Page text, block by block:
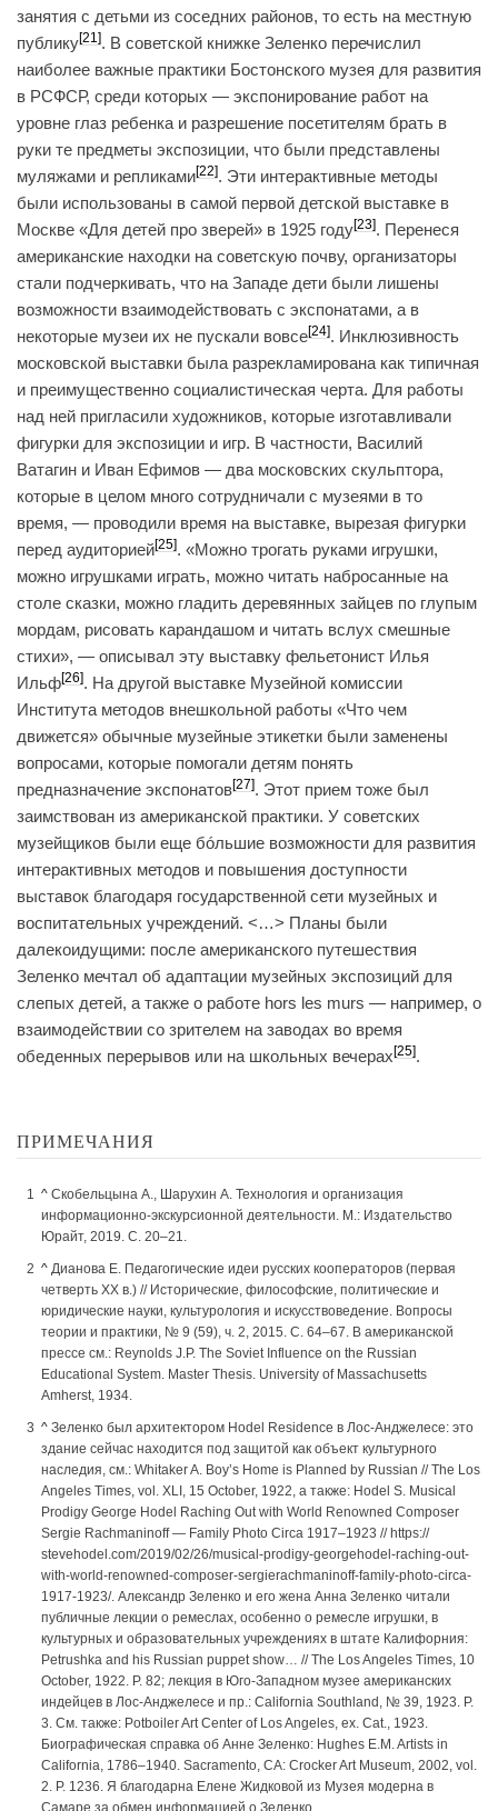
занятия с детьми из соседних районов, то есть на местную
публику[21]. В советской книжке Зеленко перечислил
наиболее важные практики Бостонского музея для развития
в РСФСР, среди которых — экспонирование работ на
уровне глаз ребенка и разрешение посетителям брать в
руки те предметы экспозиции, что были представлены
муляжами и репликами[22]. Эти интерактивные методы
были использованы в самой первой детской выставке в
Москве «Для детей про зверей» в 1925 году[23]. Перенеся
американские находки на советскую почву, организаторы
стали подчеркивать, что на Западе дети были лишены
возможности взаимодействовать с экспонатами, а в
некоторые музеи их не пускали вовсе[24]. Инклюзивность
московской выставки была разрекламирована как типичная
и преимущественно социалистическая черта. Для работы
над ней пригласили художников, которые изготавливали
фигурки для экспозиции и игр. В частности, Василий
Ватагин и Иван Ефимов — два московских скульптора,
которые в целом много сотрудничали с музеями в то
время, — проводили время на выставке, вырезая фигурки
перед аудиторией[25]. «Можно трогать руками игрушки,
можно игрушками играть, можно читать набросанные на
столе сказки, можно гладить деревянных зайцев по глупым
мордам, рисовать карандашом и читать вслух смешные
стихи», — описывал эту выставку фельетонист Илья
Ильф[26]. На другой выставке Музейной комиссии
Института методов внешкольной работы «Что чем
движется» обычные музейные этикетки были заменены
вопросами, которые помогали детям понять
предназначение экспонатов[27]. Этот прием тоже был
заимствован из американской практики. У советских
музейщиков были еще бóльшие возможности для развития
интерактивных методов и повышения доступности
выставок благодаря государственной сети музейных и
воспитательных учреждений. <…> Планы были
далекоидущими: после американского путешествия
Зеленко мечтал об адаптации музейных экспозиций для
слепых детей, а также о работе hors les murs — например, о
взаимодействии со зрителем на заводах во время
обеденных перерывов или на школьных вечерах[25].
ПРИМЕЧАНИЯ
^ Скобельцына А., Шарухин А. Технология и организация
информационно-экскурсионной деятельности. М.: Издательство
Юрайт, 2019. С. 20–21.
^ Дианова Е. Педагогические идеи русских кооператоров (первая
четверть ХХ в.) // Исторические, философские, политические и
юридические науки, культурология и искусствоведение. Вопросы
теории и практики, № 9 (59), ч. 2, 2015. С. 64–67. В американской
прессе см.: Reynolds J.P. The Soviet Influence on the Russian
Educational System. Master Thesis. University of Massachusetts
Amherst, 1934.
^ Зеленко был архитектором Hodel Residence в Лос-Анджелесе: это
здание сейчас находится под защитой как объект культурного
наследия, см.: Whitaker A. Boy’s Home is Planned by Russian // The Los
Angeles Times, vol. XLI, 15 October, 1922, а также: Hodel S. Musical
Prodigy George Hodel Raching Out with World Renowned Composer
Sergie Rachmaninoff — Family Photo Circa 1917–1923 // https://
stevehodel.com/2019/02/26/musical-prodigy-georgehodel-raching-out-
with-world-renowned-composer-sergierachmaninoff-family-photo-circa-
1917-1923/. Александр Зеленко и его жена Анна Зеленко читали
публичные лекции о ремеслах, особенно о ремесле игрушки, в
культурных и образовательных учреждениях в штате Калифорния:
Petrushka and his Russian puppet show… // The Los Angeles Times, 10
October, 1922. P. 82; лекция в Юго-Западном музее американских
индейцев в Лос-Анджелесе и пр.: California Southland, № 39, 1923. P.
3. См. также: Potboiler Art Center of Los Angeles, ex. Cat., 1923.
Биографическая справка об Анне Зеленко: Hughes E.M. Artists in
California, 1786–1940. Sacramento, CA: Crocker Art Museum, 2002, vol.
2. P. 1236. Я благодарна Елене Жидковой из Музея модерна в
Самаре за обмен информацией о Зеленко.